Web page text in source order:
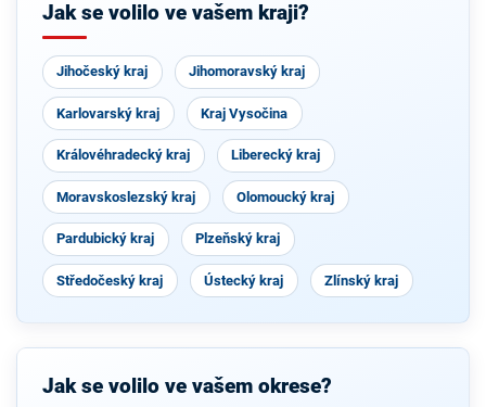
Jak se volilo ve vašem kraji?
Jihočeský kraj Jihomoravský kraj
Karlovarský kraj Kraj Vysočina
Královéhradecký kraj Liberecký kraj
Moravskoslezský kraj Olomoucký kraj
Pardubický kraj Plzeňský kraj
Středočeský kraj Ústecký kraj Zlínský kraj
Jak se volilo ve vašem okrese?